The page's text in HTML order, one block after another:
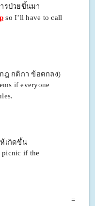
รป่วยขึ้นมา
so I’ll have to call
to
ติกา ข้อตกลง)
if everyone
for
กิดขึ้น
if the
to =